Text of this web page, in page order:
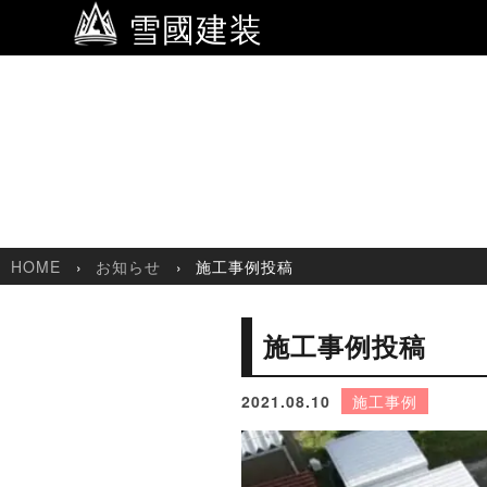
雪國建装
HOME お知らせ 施工事例投稿
施工事例投稿
2021.08.10 施工事例